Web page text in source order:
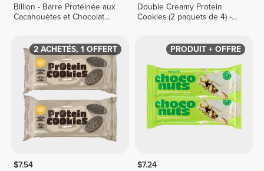
Billion - Barre Protéinée aux
Cacahouètes et Chocolat
Double Creamy Protein
Cookies (2 paquets de 4) -
2 ACHETÉS, 1 OFFERT
$7.54
PRODUIT + OFFRE
$7.24